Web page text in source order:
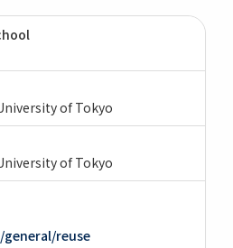
of Tokyo
of Tokyo
reuse